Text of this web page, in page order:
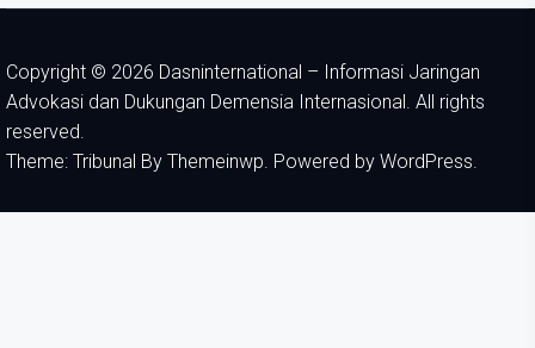
Copyright © 2026 Dasninternational – Informasi Jaringan
Advokasi dan Dukungan Demensia Internasional. All rights
reserved.
Theme: Tribunal By Themeinwp. Powered by WordPress.